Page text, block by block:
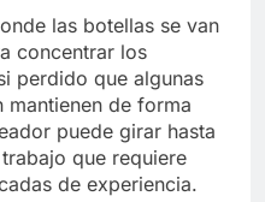
las botellas se van
concentrar los
perdido que algunas
mantienen de forma
puede girar hasta
que requiere
de experiencia.